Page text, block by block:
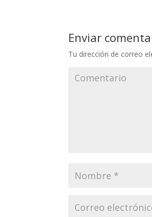
Enviar
Tu dirección de correo